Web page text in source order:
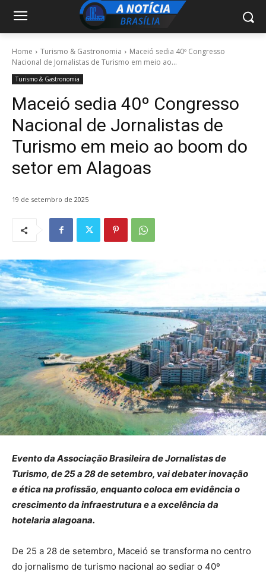
Home Turismo & Gastronomia
Maceió sedia 40º Congresso
Nacional de Jornalistas de Turismo em meio ao...
Turismo & Gastronomia
Maceió sedia 40º Congresso
Nacional de Jornalistas de
Turismo em meio ao boom do
setor em Alagoas
19 de setembro de 2025
Evento da Associação Brasileira de Jornalistas de
Turismo, de 25 a 28 de setembro, vai debater inovação
e ética na profissão, enquanto coloca em evidência o
crescimento da infraestrutura e a excelência da
hotelaria alagoana.
De 25 a 28 de setembro, Maceió se transforma no centro
do jornalismo de turismo nacional ao sediar o 40º